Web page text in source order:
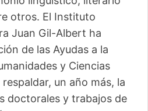
otros. El Instituto
Juan Gil-Albert ha
de las Ayudas a la
y Ciencias
un año más, la
doctorales y trabajos de